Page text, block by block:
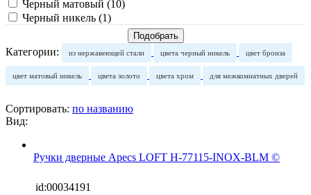
Черный матовый (10)
Черный никель (1)
Категории: из нержавеющей стали цвета черный никель цвет бронза
цвет матовый никель цвета золото цвета хром для межкомнатных дверей
Сортировать: по названию
Вид:
Ручки дверные Apecs LOFT H-77115-INOX-BLM ©
id:00034191